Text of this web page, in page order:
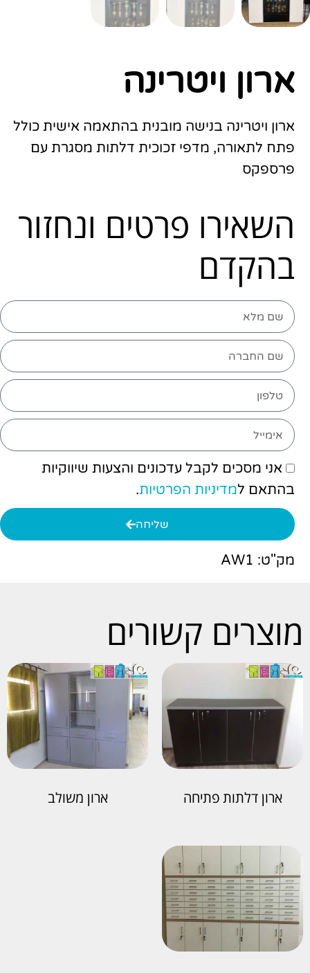
ארון ויטרינה
ארון ויטרינה בנישה מובנית בהתאמה אישית כולל
פתח לתאורה, מדפי זכוכית דלתות מסגרת עם
פרספקס
השאירו פרטים ונחזור
בהקדם
אני מסכים לקבל עדכונים והצעות שיווקיות
בהתאם למדיניות הפרטיות.
שליחה
מק"ט: AW1
מוצרים קשורים
ארון דלתות פתיחה ארון משולב